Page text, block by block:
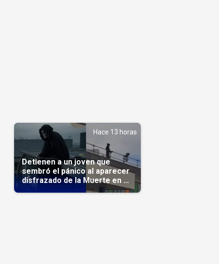
Hace 13 horas
Detienen a un joven que
sembró el pánico al aparecer
disfrazado de la Muerte en un